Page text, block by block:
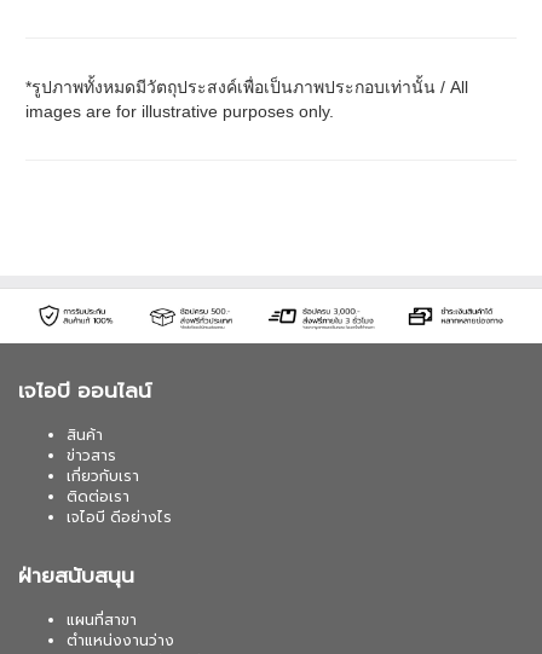
*รูปภาพทั้งหมดมีวัตถุประสงค์เพื่อเป็นภาพประกอบเท่านั้น / All
images are for illustrative purposes only.
เจไอบี ออนไลน์
สินค้า
ข่าวสาร
เกี่ยวกับเรา
ติดต่อเรา
เจไอบี ดีอย่างไร
ฝ่ายสนับสนุน
แผนที่สาขา
ตำแหน่งงานว่าง